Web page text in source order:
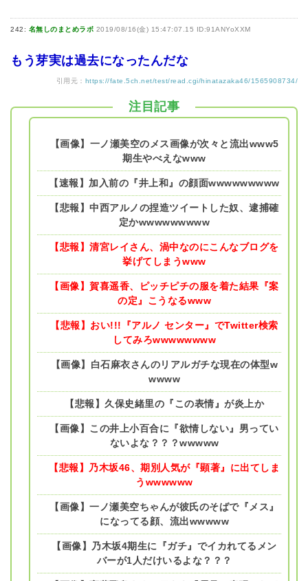
242: 名無しのまとめラボ 2019/08/16(金) 15:47:07.15 ID:91ANYoXXM
もう芽実は過去になったんだな
引用元： https://fate.5ch.net/test/read.cgi/hinatazaka46/1565908734/
注目記事
【画像】一ノ瀬美空のメス画像が次々と流出www5
期生やべえなwww
【速報】加入前の『井上和』の顔面wwwwwwwww
【悲報】中西アルノの捏造ツイートした奴、逮捕確
定かwwwwwwwww
【悲報】清宮レイさん、渦中なのにこんなブログを
挙げてしまうwww
【画像】賀喜遥香、ピッチピチの服を着た結果『案
の定』こうなるwww
【悲報】おい!!!『アルノ センター』でTwitter検索
してみろwwwwwwww
【画像】白石麻衣さんのリアルガチな現在の体型w
wwww
【悲報】久保史緒里の『この表情』が炎上か
【画像】この井上小百合に『欲情しない』男ってい
ないよな？？？wwwww
【悲報】乃木坂46、期別人気が『顕著』に出てしま
うwwwwww
【画像】一ノ瀬美空ちゃんが彼氏のそばで『メス』
になってる顔、流出wwwww
【画像】乃木坂4期生に『ガチ』でイカれてるメン
バーが1人だけいるよな？？？